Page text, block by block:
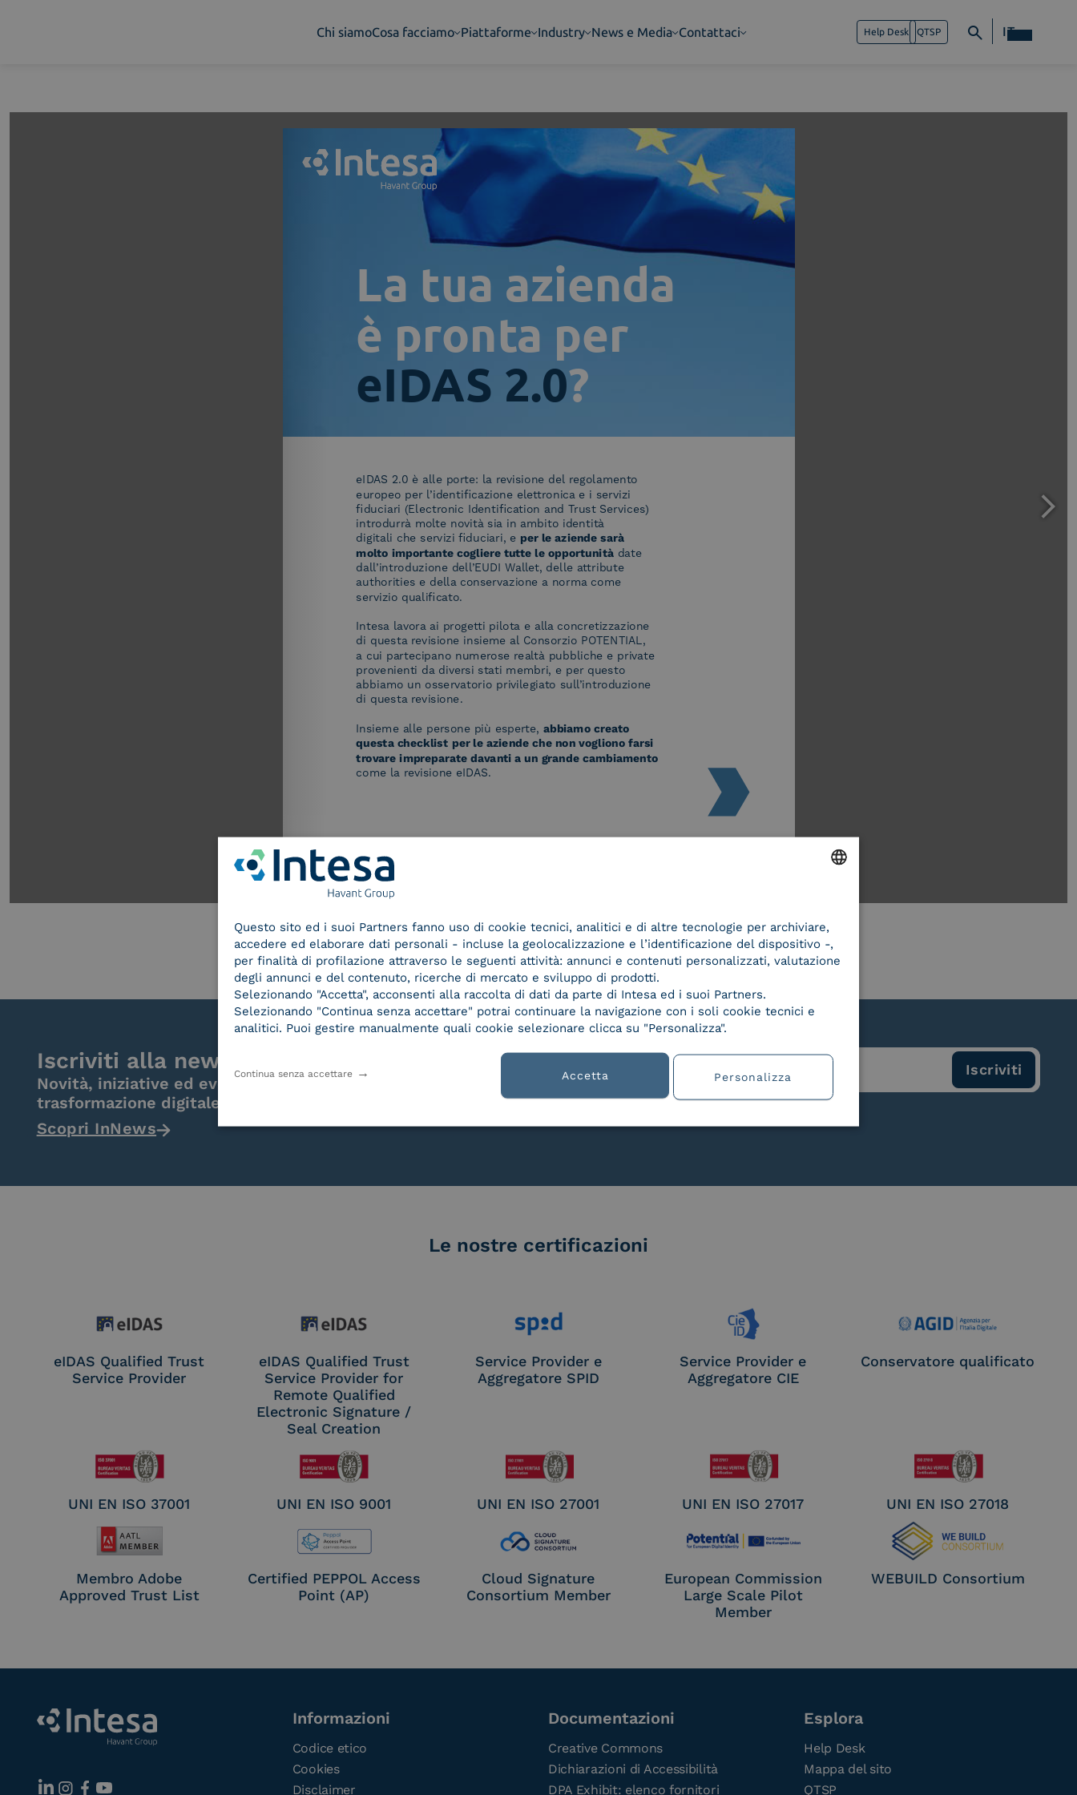
Chi siamoCosa facciamo Piattaforme Industry News e Media Contattaci Help Desk QTSP IT
Iscriviti alla newsletter
Novità, iniziative ed eventi dal mondo della
trasformazione digitale.
Scopri InNews
Le nostre certificazioni
eIDAS Qualified Trust
Service Provider
eIDAS Qualified Trust
Service Provider for
Remote Qualified
Electronic Signature /
Seal Creation
Service Provider e
Aggregatore SPID
Service Provider e
Aggregatore CIE
Conservatore qualificato
UNI EN ISO 37001 UNI EN ISO 9001 UNI EN ISO 27001 UNI EN ISO 27017 UNI EN ISO 27018
Membro Adobe
Approved Trust List
Certified PEPPOL Access
Point (AP)
Cloud Signature
Consortium Member
European Commission
Large Scale Pilot
Member
WEBUILD Consortium
Informazioni
Codice etico
Cookies
Disclaimer
Documentazioni
Creative Commons
Dichiarazioni di Accessibilità
DPA Exhibit: elenco fornitori
Esplora
Help Desk
Mappa del sito
QTSP
ITALIAN
Questo sito ed i suoi Partners fanno uso di cookie tecnici, analitici e di altre tecnologie per archiviare,
accedere ed elaborare dati personali - incluse la geolocalizzazione e l’identificazione del dispositivo -,
per finalità di profilazione attraverso le seguenti attività: annunci e contenuti personalizzati, valutazione
degli annunci e del contenuto, ricerche di mercato e sviluppo di prodotti.
Selezionando "Accetta", acconsenti alla raccolta di dati da parte di Intesa ed i suoi Partners.
Selezionando "Continua senza accettare" potrai continuare la navigazione con i soli cookie tecnici e
analitici. Puoi gestire manualmente quali cookie selezionare clicca su "Personalizza".
Accetta
Continua senza accettare Personalizza